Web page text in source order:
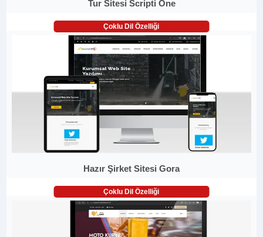
Tur Sitesi Scripti One
Çoklu Dil Özelliği
Hazır Şirket Sitesi Gora
Çoklu Dil Özelliği